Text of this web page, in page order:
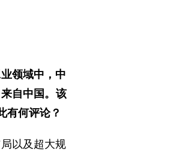
领域中，中
自中国。该
有何评论？
以及超大规